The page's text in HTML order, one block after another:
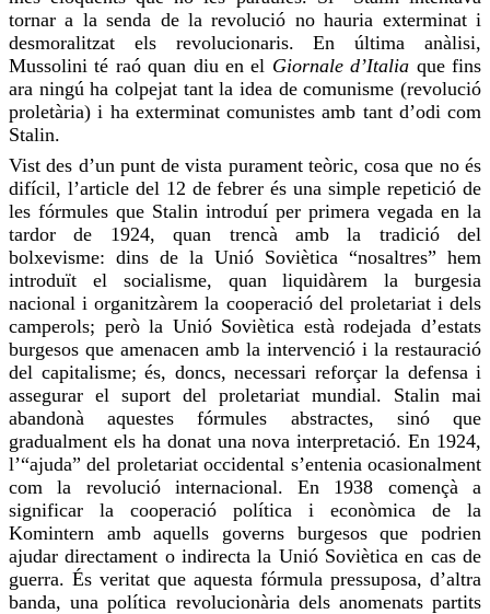
tornar a la senda de la revolució no hauria exterminat i
desmoralitzat els revolucionaris. En última anàlisi,
Mussolini té raó quan diu en el Giornaled’Italia que fins
ara ningú ha colpejat tant la idea de comunisme (revolució
proletària) i ha exterminat comunistes amb tant d’odi com
Stalin.
Vist des d’un punt de vista purament teòric, cosa que no és
difícil, l’article del 12 de febrer és una simple repetició de
les fórmules que Stalin introduí per primera vegada en la
tardor de 1924, quan trencà amb la tradició del
bolxevisme: dins de la Unió Soviètica “nosaltres” hem
introduït el socialisme, quan liquidàrem la burgesia
nacional iorganitzàrem la cooperació del proletariat i dels
camperols; però la Unió Soviètica està rodejada d’estats
burgesos que amenacen amb la intervenció i la restauració
del capitalisme; és, doncs, necessari reforçar la defensa i
assegurar el suport del proletariat mundial. Stalin mai
abandonà aquestes fórmules abstractes, sinó que
gradualment els ha donat una nova interpretació. En 1924,
l’“ajuda” del proletariat occidental s’entenia ocasionalment
com la revolució internacional. En 1938 començà a
significar la cooperació política i econòmica de la
Komintern amb aquells governs burgesos que podrien
ajudar directament o indirecta la Unió Soviètica en cas de
guerra. És veritat que aquesta fórmula pressuposa, d’altra
banda, una política revolucionària dels anomenatspartits